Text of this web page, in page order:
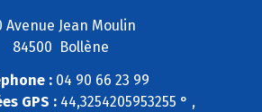
Avenue Jean Moulin
84500 Bollène
:04 90 66 23 99
GPS : 44,3254205953255 ° ,